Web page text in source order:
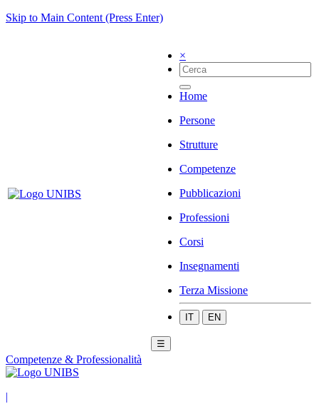
Skip to Main Content (Press Enter)
×
Home
Persone
Strutture
Competenze
Pubblicazioni
Professioni
Corsi
Insegnamenti
Terza Missione
IT EN
☰
Competenze & Professionalità
|